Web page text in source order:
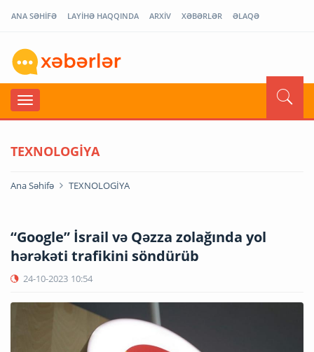
ANA SƏHİFƏ LAYİHƏ HAQQINDA ARXİV XƏBƏRLƏR ƏLAQƏ
TEXNOLOGİYA
Ana Səhifə TEXNOLOGİYA
“Google” İsrail və Qəzza zolağında yol
hərəkəti trafikini söndürüb
24-10-2023 10:54